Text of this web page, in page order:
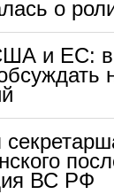
о
и ЕС: в
ВС РФ